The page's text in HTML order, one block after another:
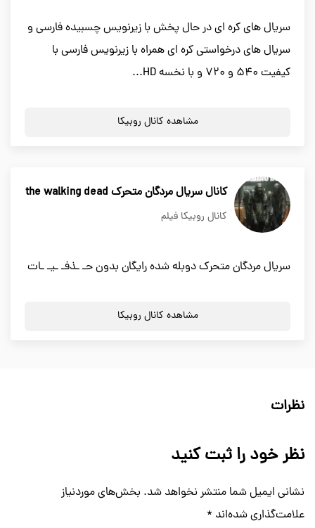
سریال های کره ای در حال پخش با زیرنویس چسبیده فارسی و
سریال های درخواستی کره ای همراه با زیرنویس فارسی با
کیفیت 540 و 720 و با نخسه HD...
مشاهده کانال روبیکا
کانال سریال مردگان متحرک the walking dead
کانال روبیکا فیلم
سریال مردگان متحرک دوبله شده رایگان بدون حـ ـذفـ ـیـ ـات
مشاهده کانال روبیکا
نظرات
نظر خود را ثبت کنید
نشانی ایمیل شما منتشر نخواهد شد. بخش‌های موردنیاز
علامت‌گذاری شده‌اند *